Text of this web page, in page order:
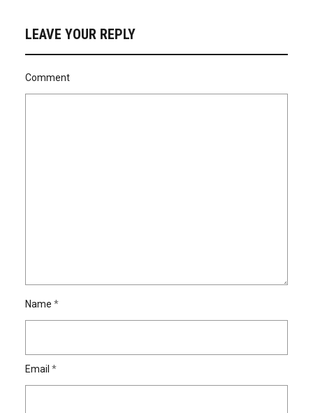
LEAVE YOUR REPLY
Comment
Name *
Email *